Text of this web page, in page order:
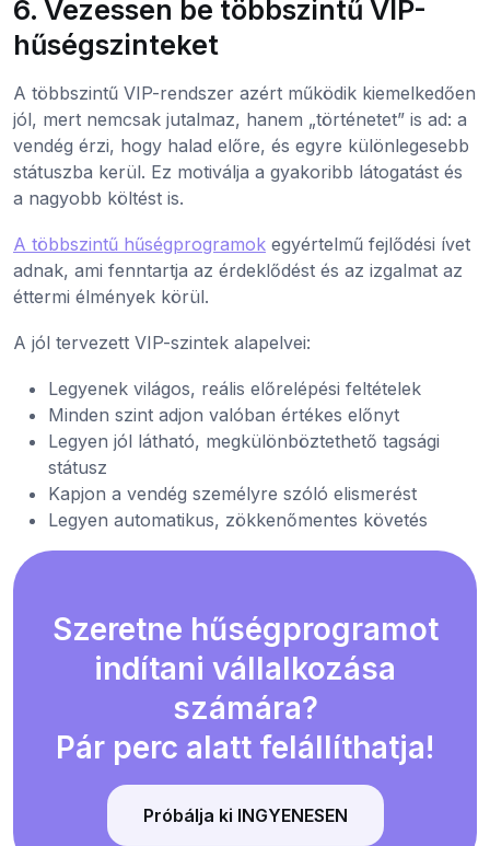
6. Vezessen be többszintű VIP-
hűségszinteket
A többszintű VIP-rendszer azért működik kiemelkedően
jól, mert nemcsak jutalmaz, hanem „történetet” is ad: a
vendég érzi, hogy halad előre, és egyre különlegesebb
státuszba kerül. Ez motiválja a gyakoribb látogatást és
a nagyobb költést is.
A többszintű hűségprogramok egyértelmű fejlődési ívet
adnak, ami fenntartja az érdeklődést és az izgalmat az
éttermi élmények körül.
A jól tervezett VIP-szintek alapelvei:
Legyenek világos, reális előrelépési feltételek
Minden szint adjon valóban értékes előnyt
Legyen jól látható, megkülönböztethető tagsági
státusz
Kapjon a vendég személyre szóló elismerést
Legyen automatikus, zökkenőmentes követés
Szeretne hűségprogramot
indítani vállalkozása
számára?
Pár perc alatt felállíthatja!
Próbálja ki INGYENESEN